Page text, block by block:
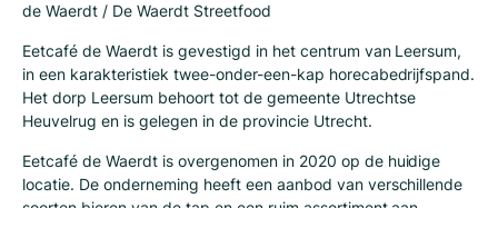
de Waerdt / De Waerdt Streetfood
Eetcafé de Waerdt is gevestigd in het centrum van Leersum,
in een karakteristiek twee-onder-een-kap horecabedrijfspand.
Het dorp Leersum behoort tot de gemeente Utrechtse
Heuvelrug en is gelegen in de provincie Utrecht.
Eetcafé de Waerdt is overgenomen in 2020 op de huidige
locatie. De onderneming heeft een aanbod van verschillende
soorten bieren van de tap en een ruim assortiment aan